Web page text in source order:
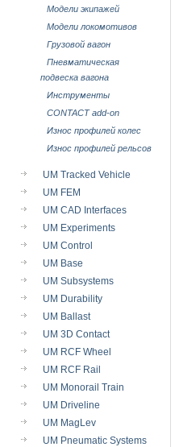
Модели экипажей
Модели локомотивов
Грузовой вагон
Пневматическая
подвеска вагона
Инструменты
CONTACT add-on
Износ профилей колес
Износ профилей рельсов
UM Tracked Vehicle
UM FEM
UM CAD Interfaces
UM Experiments
UM Control
UM Base
UM Subsystems
UM Durability
UM Ballast
UM 3D Contact
UM RCF Wheel
UM RCF Rail
UM Monorail Train
UM Driveline
UM MagLev
UM Pneumatic Systems